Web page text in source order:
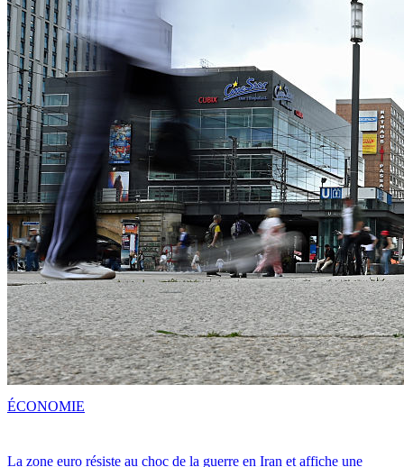
La zone euro résiste au choc de la guerre en Iran et affiche une
ÉCONOMIE